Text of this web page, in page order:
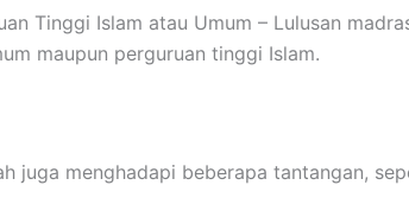
Tinggi Islam atau Umum – Lulusan
maupun perguruan tinggi Islam.
juga menghadapi beberapa tantangan,